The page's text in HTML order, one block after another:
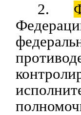
2.